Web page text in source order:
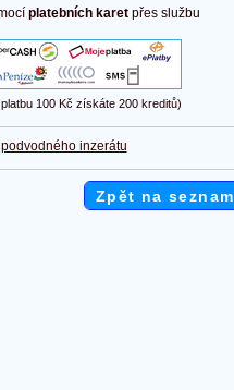
platebních karet přes službu
100 Kč získáte 200 kreditů)
inzerátu
Zpět na